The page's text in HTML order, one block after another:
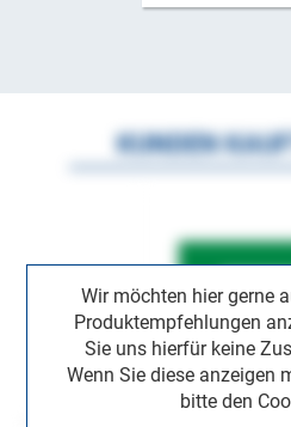
Wir möchten hier gerne
Produktempfehlungen
Sie uns hierfür keine
Wenn Sie diese anzeigen
bitte den
KUNDEN